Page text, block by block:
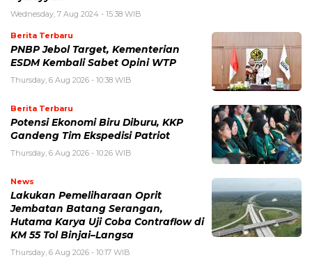
Wednesday, 7 Aug 2024 - 15:38 WIB
Berita Terbaru
PNBP Jebol Target, Kementerian
ESDM Kembali Sabet Opini WTP
Thursday, 6 Aug 2026 - 10:38 WIB
Berita Terbaru
Potensi Ekonomi Biru Diburu, KKP
Gandeng Tim Ekspedisi Patriot
Thursday, 6 Aug 2026 - 10:26 WIB
News
Lakukan Pemeliharaan Oprit
Jembatan Batang Serangan,
Hutama Karya Uji Coba Contraflow di
KM 55 Tol Binjai–Langsa
Thursday, 6 Aug 2026 - 10:17 WIB